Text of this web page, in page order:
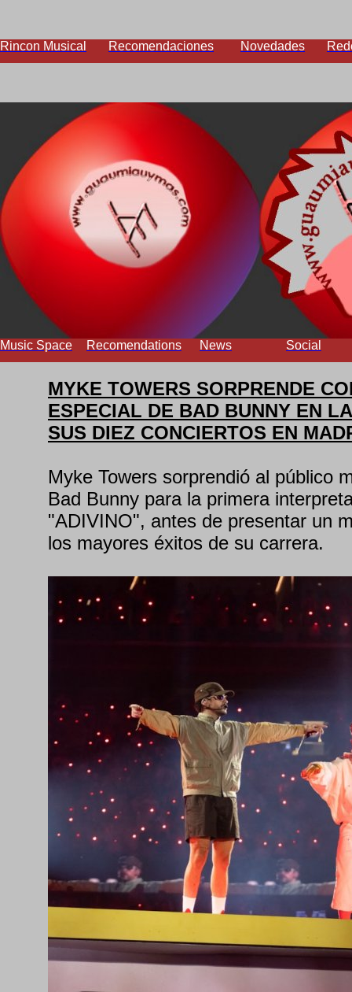
Rincon Musical Recomendaciones Novedades
Music Space Recomendations News Social
MYKE TOWERS SORPRENDE
ESPECIAL DE BAD BUNNY EN
SUS DIEZ CONCIERTOS EN
Myke Towers sorprendió al público
Bad Bunny para la primera
"ADIVINO", antes de presentar un
los mayores éxitos de su carrera.